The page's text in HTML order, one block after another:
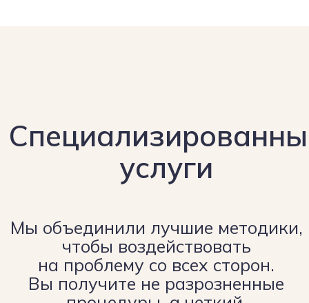
ортодонтическом
лечении